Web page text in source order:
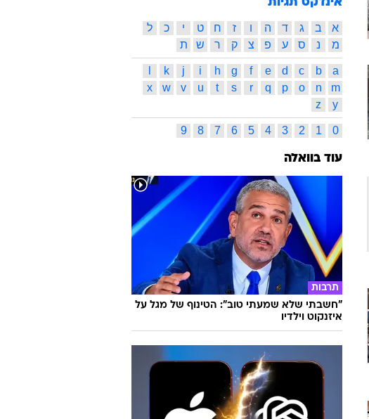
אינדקס תגיות
א ב ג ד ה ו ז ח ט י כ
ל
מ
נ ס ע פ צ ק ר ש ת
a
b
c
d
e
f
g
h
i
j
k
m
n
o
p
q
r
s
t
u
v
w
x
y
z
0
1
2
3
4
5
6
7
8
9
עוד בוואלה
תרבות
"חשבתי שלא שמעתי טוב": הטינוף של מגל על
איזנקוט וילדיו